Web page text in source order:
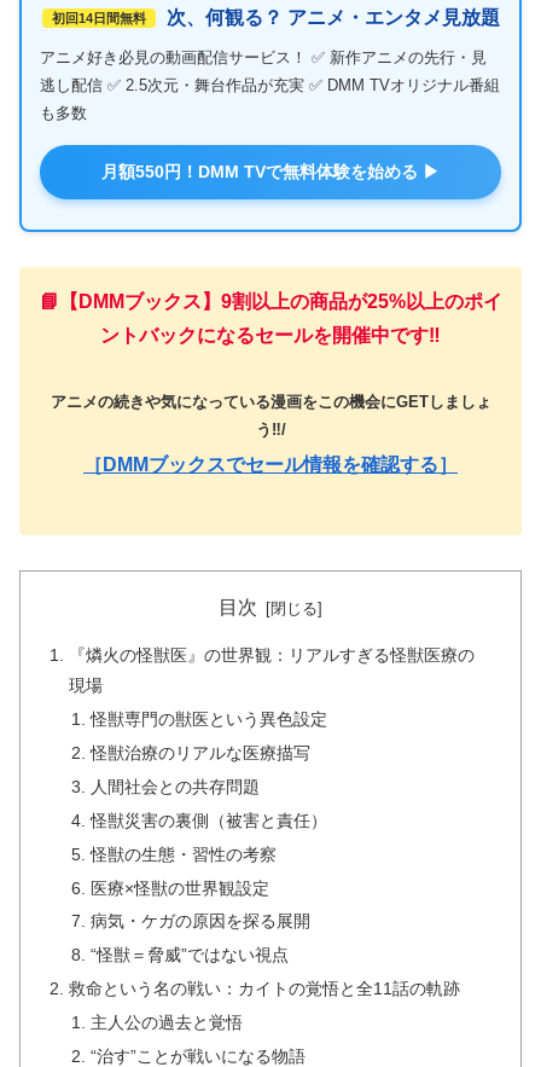
初回14日間無料 次、何観る？ アニメ・エンタメ見放題
アニメ好き必見の動画配信サービス！ ✅ 新作アニメの先行・見
逃し配信 ✅ 2.5次元・舞台作品が充実 ✅ DMM TVオリジナル番組
も多数
月額550円！DMM TVで無料体験を始める ▶
📘【DMMブックス】9割以上の商品が25%以上のポイ
ントバックになるセールを開催中です‼️
アニメの続きや気になっている漫画をこの機会にGETしましょ
う‼️/
［DMMブックスでセール情報を確認する］
目次
『燐火の怪獣医』の世界観：リアルすぎる怪獣医療の
現場
怪獣専門の獣医という異色設定
怪獣治療のリアルな医療描写
人間社会との共存問題
怪獣災害の裏側（被害と責任）
怪獣の生態・習性の考察
医療×怪獣の世界観設定
病気・ケガの原因を探る展開
“怪獣＝脅威”ではない視点
救命という名の戦い：カイトの覚悟と全11話の軌跡
主人公の過去と覚悟
“治す”ことが戦いになる物語